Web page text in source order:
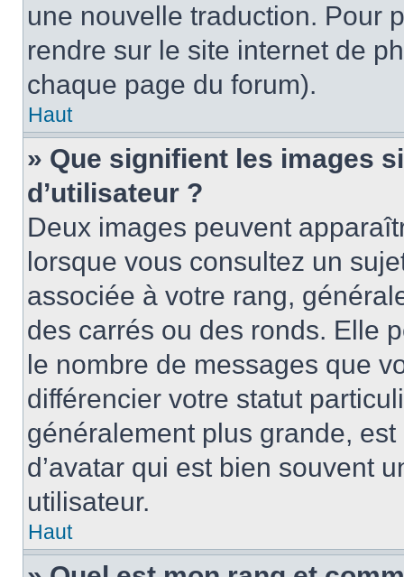
une nouvelle traduction. Pour
rendre sur le site internet de
chaque page du forum).
Haut
» Que signifient les images
d’utilisateur ?
Deux images peuvent
lorsque vous consultez un
associée à votre rang,
des carrés ou des ronds. Elle
le nombre de messages que
différencier votre statut
généralement plus grande,
d’avatar qui est bien souvent
utilisateur.
Haut